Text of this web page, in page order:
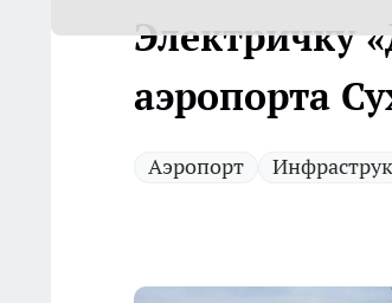
Электричку
аэропорта
Аэропорт